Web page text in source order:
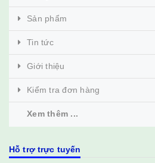
Sản phẩm
Tin tức
Giới thiệu
Kiểm tra đơn hàng
Xem thêm ...
Hỗ trợ trực tuyến